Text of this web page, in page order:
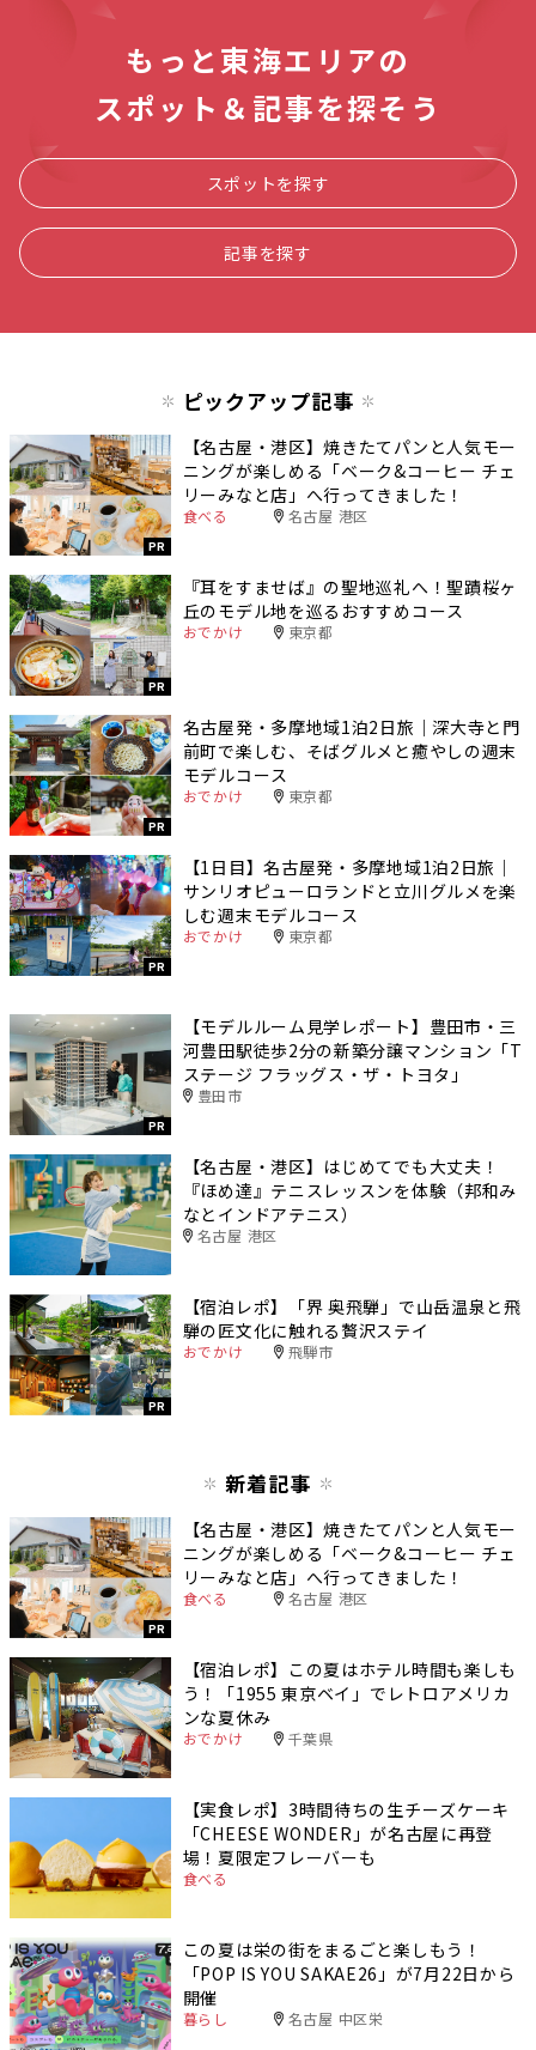
もっと東海エリアの
スポット＆記事を探そう
スポットを探す
記事を探す
ピックアップ記事
PR
【名古屋・港区】焼きたてパンと人気モー
ニングが楽しめる「ベーク&コーヒー チェ
リーみなと店」へ行ってきました！
食べる 名古屋 港区
PR
『耳をすませば』の聖地巡礼へ！聖蹟桜ヶ
丘のモデル地を巡るおすすめコース
おでかけ 東京都
PR
名古屋発・多摩地域1泊2日旅｜深大寺と門
前町で楽しむ、そばグルメと癒やしの週末
モデルコース
おでかけ 東京都
PR
【1日目】名古屋発・多摩地域1泊2日旅｜
サンリオピューロランドと立川グルメを楽
しむ週末モデルコース
おでかけ 東京都
PR
【モデルルーム見学レポート】豊田市・三
河豊田駅徒歩2分の新築分譲マンション「T
ステージ フラッグス・ザ・トヨタ」
豊田市
【名古屋・港区】はじめてでも大丈夫！
『ほめ達』テニスレッスンを体験（邦和み
なとインドアテニス）
名古屋 港区
PR
【宿泊レポ】「界 奥飛騨」で山岳温泉と飛
騨の匠文化に触れる贅沢ステイ
おでかけ 飛騨市
新着記事
PR
【名古屋・港区】焼きたてパンと人気モー
ニングが楽しめる「ベーク&コーヒー チェ
リーみなと店」へ行ってきました！
食べる 名古屋 港区
【宿泊レポ】この夏はホテル時間も楽しも
う！「1955 東京ベイ」でレトロアメリカ
ンな夏休み
おでかけ 千葉県
【実食レポ】3時間待ちの生チーズケーキ
「CHEESE WONDER」が名古屋に再登
場！夏限定フレーバーも
食べる
この夏は栄の街をまるごと楽しもう！
「POP IS YOU SAKAE26」が7月22日から
開催
暮らし 名古屋 中区栄